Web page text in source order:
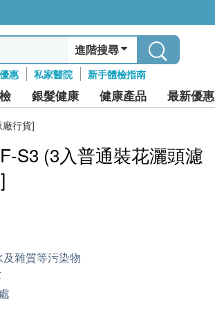
進階搜尋
惠 私家醫院 新手體檢指南
銀髮健康 健康產品 最新優惠
行貨]
S3 (3入普通裝花灑頭濾
雜質等污染物